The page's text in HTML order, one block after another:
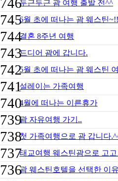
두근두근 괌 여행 출발 전^^
7456월 초에 떠나는 괌 웨스틴~!!
744결혼 8주년 여행
743드디어 괌에 갑니다.
7425월 초에 떠나는 괌 웨스틴
741설레이는 가족여행
7404월에 떠나는 이른휴가
739괌 자유여행 가기..
738첫 가족여행으로 괌 갑니다
737태교여행 웨스틴괌으로 고
736괌 웨스틴호텔을 선택한 이